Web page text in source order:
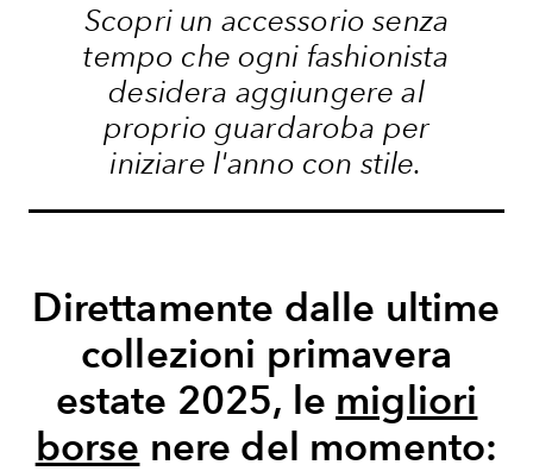
Scopri un accessorio senza
tempo che ogni fashionista
desidera aggiungere al
proprio guardaroba per
iniziare l'anno con stile.
Direttamente dalle ultime
collezioni primavera
estate 2025, le migliori
borse nere del momento: